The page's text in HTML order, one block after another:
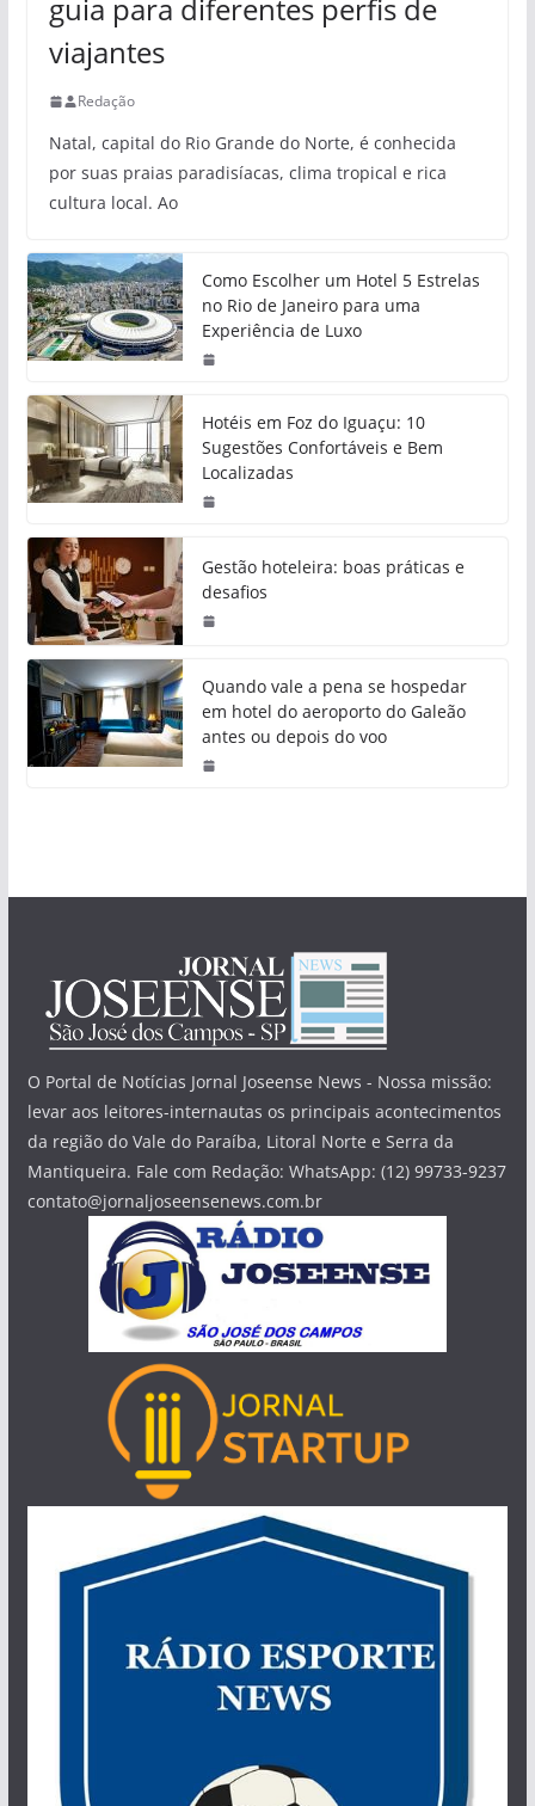
guia para diferentes perfis de
viajantes
Redação
Natal, capital do Rio Grande do Norte, é conhecida
por suas praias paradisíacas, clima tropical e rica
cultura local. Ao
Como Escolher um Hotel 5 Estrelas
no Rio de Janeiro para uma
Experiência de Luxo
Hotéis em Foz do Iguaçu: 10
Sugestões Confortáveis e Bem
Localizadas
Gestão hoteleira: boas práticas e
desafios
Quando vale a pena se hospedar
em hotel do aeroporto do Galeão
antes ou depois do voo
O Portal de Notícias Jornal Joseense News - Nossa missão:
levar aos leitores-internautas os principais acontecimentos
da região do Vale do Paraíba, Litoral Norte e Serra da
Mantiqueira. Fale com Redação: WhatsApp: (12) 99733-9237
contato@jornaljoseensenews.com.br